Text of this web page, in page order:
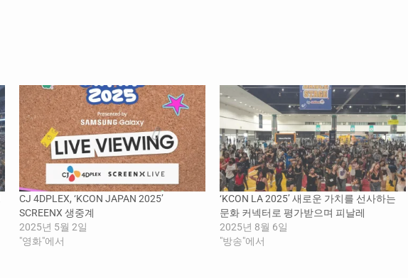
CJ 4DPLEX, ‘KCON JAPAN 2025’
SCREENX 생중계
2025년 5월 2일
"영화"에서
‘KCON LA 2025’ 새로운 가치를 선사하는
문화 커넥터로 평가받으며 피날레
2025년 8월 6일
"방송"에서